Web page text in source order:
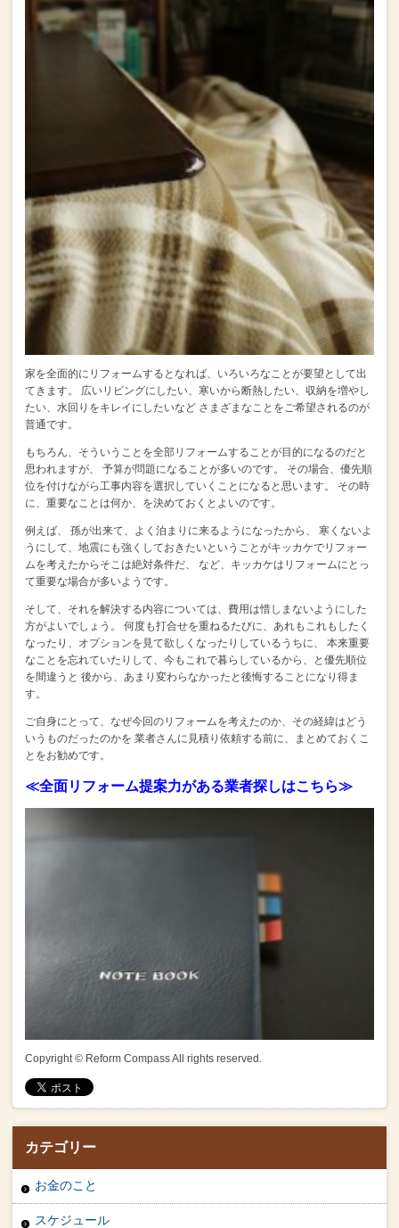
家を全面的にリフォームするとなれば、いろいろなことが要望として出
てきます。
広いリビングにしたい、寒いから断熱したい、収納を増やし
たい、水回りをキレイにしたいなど さまざまなことをご希望されるのが
普通です。
もちろん、そういうことを全部リフォームすることが目的になるのだと
思われますが、
予算が問題になることが多いのです。
その場合、優先順
位を付けながら工事内容を選択していくことになると思います。
その時
に、重要なことは何か、を決めておくとよいのです。
例えば、 孫が出来て、よく泊まりに来るようになったから、
寒くないよ
うにして、地震にも強くしておきたいということがキッカケでリフォー
ムを考えたからそこは絶対条件だ、
など、キッカケはリフォームにとっ
て重要な場合が多いようです。
そして、それを解決する内容については、費用は惜しまないようにした
方がよいでしょう。
何度も打合せを重ねるたびに、あれもこれもしたく
なったり、オプションを見て欲しくなったりしているうちに、
本来重要
なことを忘れていたりして、今もこれで暮らしているから、と優先順位
を間違うと 後から、あまり変わらなかったと後悔することになり得ま
す。
ご自身にとって、なぜ今回のリフォームを考えたのか、その経緯はどう
いうものだったのかを 業者さんに見積り依頼する前に、まとめておくこ
とをお勧めです。
≪全面リフォーム提案力がある業者探しはこちら≫
Copyright © Reform Compass All rights reserved.
カテゴリー
お金のこと
スケジュール